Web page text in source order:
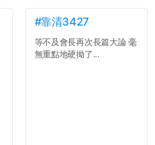
#靠清3427
等不及會長再次長篇大論 毫
無重點地硬拗了...